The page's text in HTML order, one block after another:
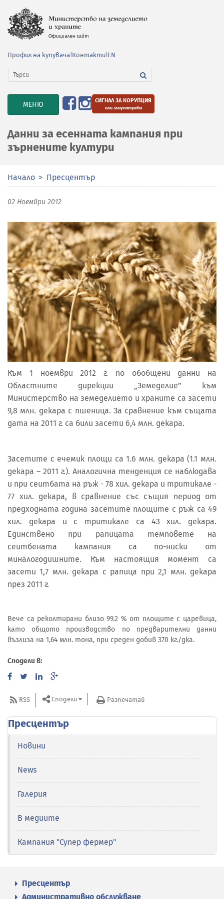
Профил на купувача Контакти EN
TOGGLE
NAVIGATION
МЕНЮ СИГНАЛ ЗА КОРУПЦИЯ
или злоупотреби
Данни за есенната кампания при
зърнените култури
Начало Пресцентър
02 Ноември 2012
Към 1 ноември 2012 г. по обобщени данни на
Областните дирекции „Земеделие” към
Министерство на земеделието и храните са засети
9,8 млн. декара с пшеница. За сравнение към същата
дата на 2011 г. са били засети 6,4 млн. декара.
Засетите с ечемик площи са 1.6 млн. декара (1.1 млн.
декара – 2011 г.). Аналогична тенденция се наблюдава
и при сеитбата на ръж - 78 хил. декара и тритикале -
77 хил. декара, в сравнение със същия период от
предходната година засетите площите с ръж са 49
хил. декара и с тритикале са 43 хил. декара.
Единствено при рапицата темповете на
сеитбената кампания са по-ниски от
миналогодишните. Към настоящия момент са
засети 1,7 млн. декара с рапица при 2,1 млн. декара
през 2011 г.
Вече са реколтирани близо 99.2 % от площите с царевица,
като общото производство по предварителни данни
възлиза на 1,64 млн. тона, при среден добив 370 кг./дка.
Сподели в:
RSS Сподели Разпечатай
Пресцентър
Новини
News
Галерия
В медиите
Кампания "Супер фермер"
Пресцентър
Административно обслужване